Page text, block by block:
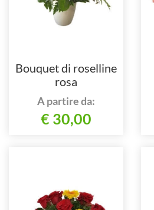
Bouquet di roselline
rosa
A partire da:
€ 30,00